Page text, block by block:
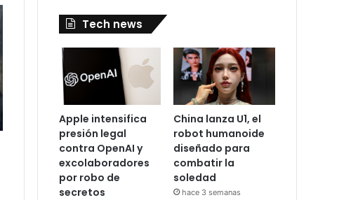
Tech news
Apple intensifica
presión legal
contra OpenAI y
excolaboradores
por robo de
secretos
China lanza U1, el
robot humanoide
diseñado para
combatir la
soledad
hace 3 semanas